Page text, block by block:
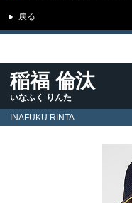
戻る
稲福 倫汰
いなふく りんた
INAFUKU RINTA